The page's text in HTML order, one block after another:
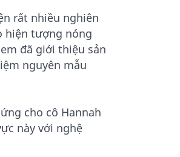
rất nhiều nghiên
hiện tượng nóng
đã giới thiệu sản
nguyên mẫu
cho cô Hannah
này với nghệ